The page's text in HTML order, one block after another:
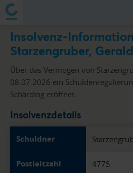
Insolvenz-
Starzengruber, Gerald
Über das Vermögen von
08.07.2026 ein
Schärding eröffnet.
Insolvenzdetails
Schuldner
Postleitzahl 4775